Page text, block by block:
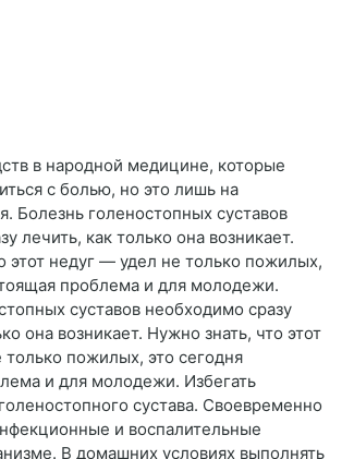
в народной медицине, которые
с болью, но это лишь на
Болезнь голеностопных суставов
лечить, как только она возникает.
этот недуг — удел не только пожилых,
проблема и для молодежи.
суставов необходимо сразу
она возникает. Нужно знать, что этот
пожилых, это сегодня
и для молодежи. Избегать
сустава. Своевременно
и воспалительные
В домашних условиях выполнять